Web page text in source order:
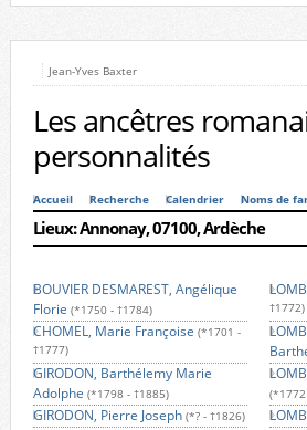
Jean-Yves Baxter
Les ancêtres
personnalités
Accueil Recherche Calendrier Noms de
Lieux: Annonay, 07100, Ardèche
BOUVIER DESMAREST, Angélique
Florie (*1750 - †1784)
CHOMEL, Marie Françoise (*1701 -
†1777)
GIRODON, Barthélemy Marie
Adolphe (*1798 - †1885)
GIRODON, Pierre Joseph (*? - †1826)
†1772)
(*1772